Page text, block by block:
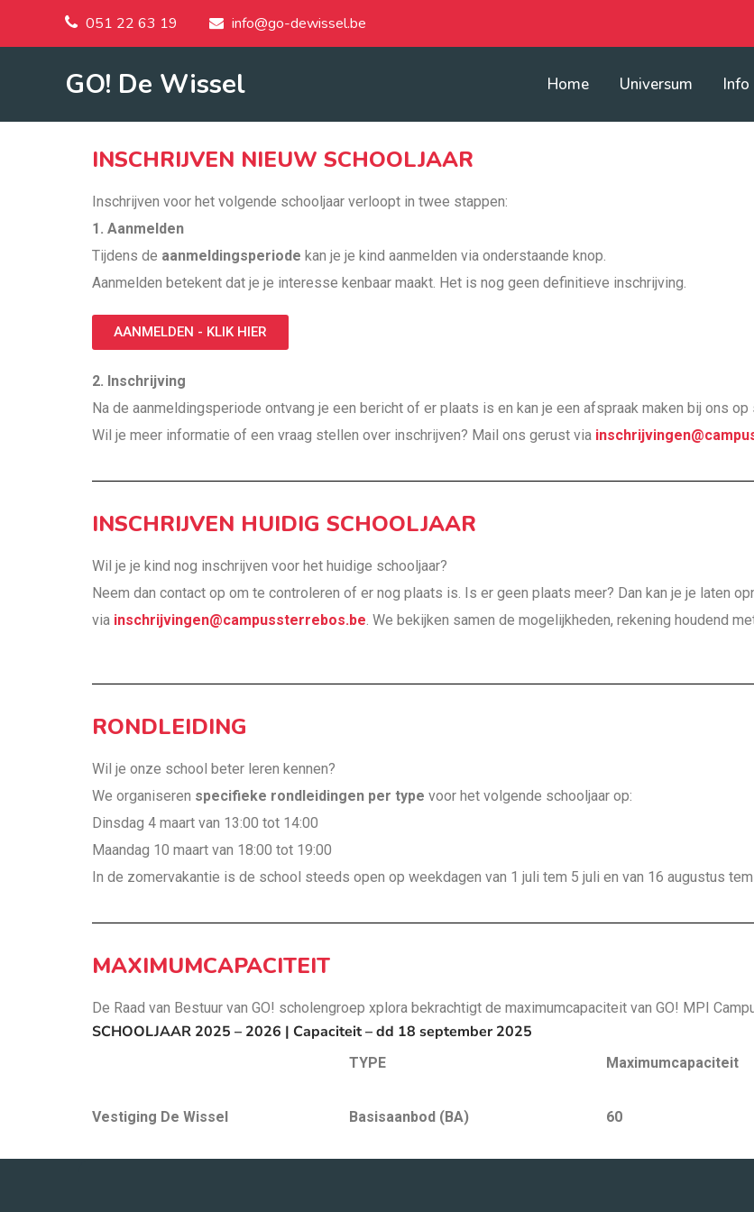
051 22 63 19 info@go-dewissel.be
GO! De Wissel Home Universum Info
INSCHRIJVEN NIEUW SCHOOLJAAR
Inschrijven voor het volgende schooljaar verloopt in twee stappen:
1. Aanmelden
Tijdens de aanmeldingsperiode kan je je kind aanmelden via onderstaande knop.
Aanmelden betekent dat je je interesse kenbaar maakt. Het is nog geen definitieve inschrijving.
AANMELDEN - KLIK HIER
2. Inschrijving
Na de aanmeldingsperiode ontvang je een bericht of er plaats is en kan je een afspraak maken bij ons op
Wil je meer informatie of een vraag stellen over inschrijven? Mail ons gerust via
INSCHRIJVEN HUIDIG SCHOOLJAAR
Wil je je kind nog inschrijven voor het huidige schooljaar?
Neem dan contact op om te controleren of er nog plaats is. Is er geen plaats meer? Dan kan je je laten
via inschrijvingen@campussterrebos.be. We bekijken samen de mogelijkheden, rekening houdend
RONDLEIDING
Wil je onze school beter leren kennen?
We organiseren specifieke rondleidingen per type voor het volgende schooljaar op:
Dinsdag 4 maart van 13:00 tot 14:00
Maandag 10 maart van 18:00 tot 19:00
In de zomervakantie is de school steeds open op weekdagen van 1 juli tem 5 juli en van 16 augustus
MAXIMUMCAPACITEIT
De Raad van Bestuur van GO! scholengroep xplora bekrachtigt de maximumcapaciteit van GO! MPI
SCHOOLJAAR 2025 – 2026 | Capaciteit – dd 18 september 2025
TYPE Maximumcapaciteit
Vestiging De Wissel Basisaanbod (BA) 60